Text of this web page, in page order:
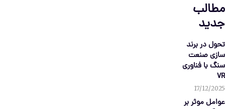
مطالب
جدید
تحول در برند
سازی صنعت
سنگ با فناوری
VR
17/12/2025
عوامل موثر بر